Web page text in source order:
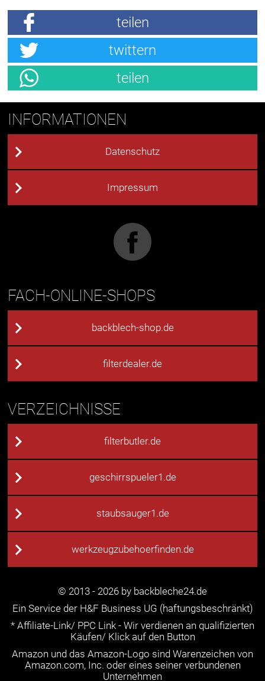
teilen
twittern
teilen
INFORMATIONEN
Datenschutz
Impressum
FACH-ONLINE-SHOPS
backblech-shop.de
filterdealer.de
VERZEICHNISSE
filterbutler.de
geschirrspueler1.de
staubsauger1.de
werkzeugzubehoerfinden.de
© 2013 - 2026 by backbleche24.de
Ein Service der H&F Business UG (haftungsbeschränkt)
* Affiliate-Link/ PPC Link - Wir verdienen an qualifizierten
Käufen/ Klick auf den Button
Amazon und das Amazon-Logo sind Warenzeichen von
Amazon.com, Inc. oder eines seiner verbundenen
Unternehmen